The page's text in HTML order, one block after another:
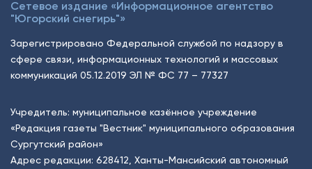
Сетевое издание «Информационное агентство
"Югорский снегирь"»
Зарегистрировано Федеральной службой по надзору в
сфере связи, информационных технологий и массовых
коммуникаций 05.12.2019 ЭЛ № ФС 77 – 77327
Учредитель: муниципальное казённое учреждение
«Редакция газеты "Вестник" муниципального образования
Сургутский район»
Адрес редакции: 628412, Ханты-Мансийский автономный